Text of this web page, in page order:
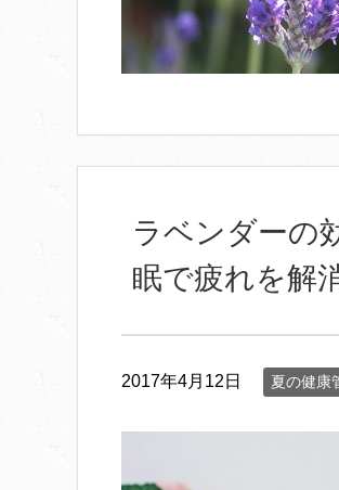
ラベンダーの
眠で疲れを解
2017年4月12日 夏の健康